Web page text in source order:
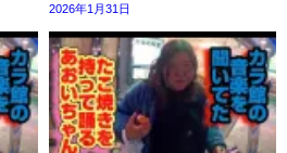
2026年1月31日